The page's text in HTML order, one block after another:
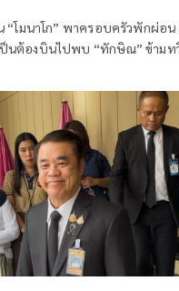
“โมนาโก” พาครอบครัวพักผ่อน
นต้องบินไปพบ “ทักษิณ” ข้ามท